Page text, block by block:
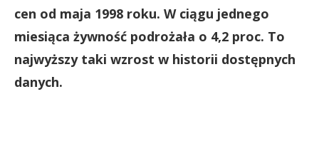
cen od maja 1998 roku. W ciągu jednego
miesiąca żywność podrożała o 4,2 proc. To
najwyższy taki wzrost w historii dostępnych
danych.